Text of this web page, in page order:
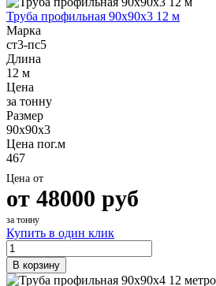
Труба профильная 90х90х3 12 м
Марка
ст3-пс5
Длина
12 м
Цена
за тонну
Размер
90х90х3
Цена пог.м
467
Цена от
от 48000 руб
за тонну
Купить в один клик
В корзину